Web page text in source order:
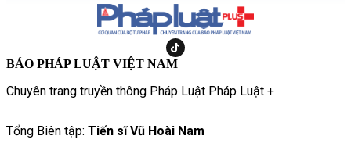
BÁO PHÁP LUẬT VIỆT NAM
Chuyên trang truyền thông Pháp Luật Pháp Luật +
Tổng Biên tập: Tiến sĩ Vũ Hoài Nam